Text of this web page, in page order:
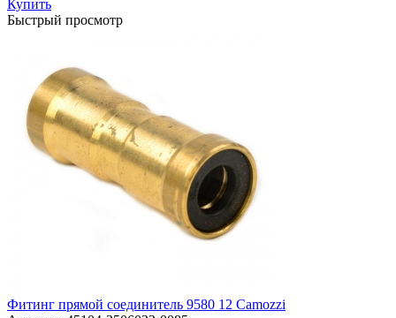
Купить
Быстрый просмотр
Фитинг прямой соединитель 9580 12 Camozzi